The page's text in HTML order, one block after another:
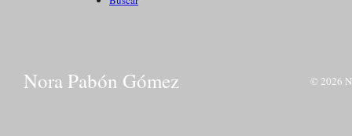
Nora Pabón Gómez © 2026